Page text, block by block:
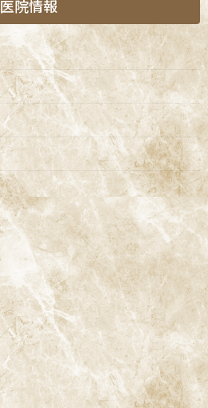
医院情報